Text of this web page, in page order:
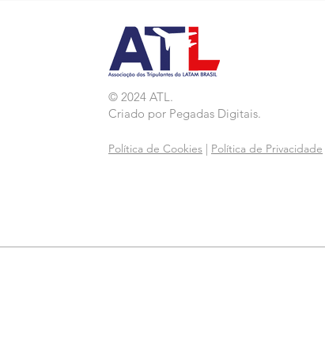
© 2024 ATL.
Criado por Pegadas Digitais.
Política de Cookies Política de Privacidade